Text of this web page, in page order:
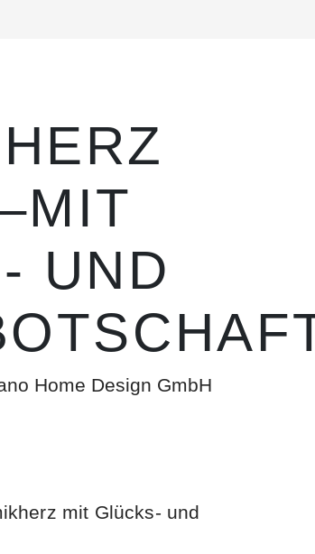
UND
Home Design GmbH
mit Glücks- und